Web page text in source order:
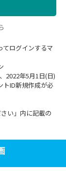
ログインするマ
2022年5月1日(日)
トID新規作成が必
い」内に記載の